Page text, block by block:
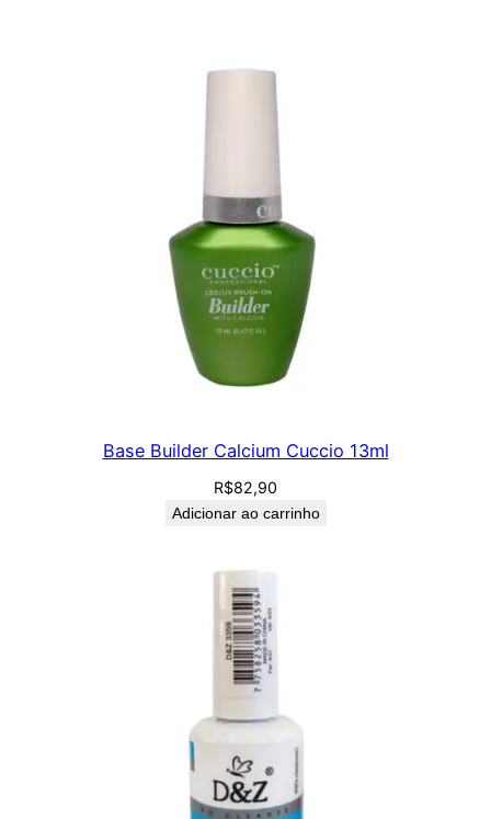
,
0
0
Base Builder Calcium Cuccio 13ml
R$82,90
Adicionar ao carrinho